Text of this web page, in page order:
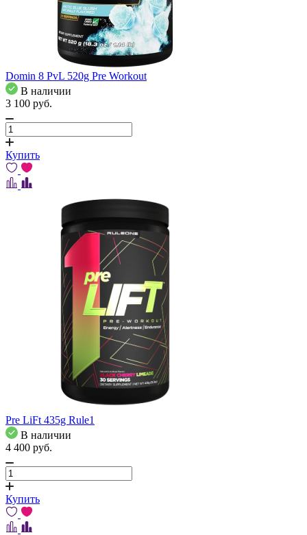
Domin 8 PvL 520g Pre Workout
В наличии
3 100 pуб.
Купить
Pre LiFt 435g Rule1
В наличии
4 400 pуб.
Купить